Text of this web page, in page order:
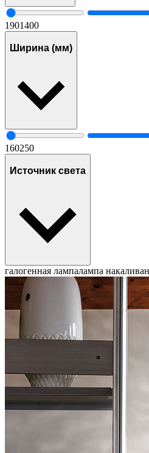
1901400
Ширина (мм)
160250
Источник света
галогенная лампалампа